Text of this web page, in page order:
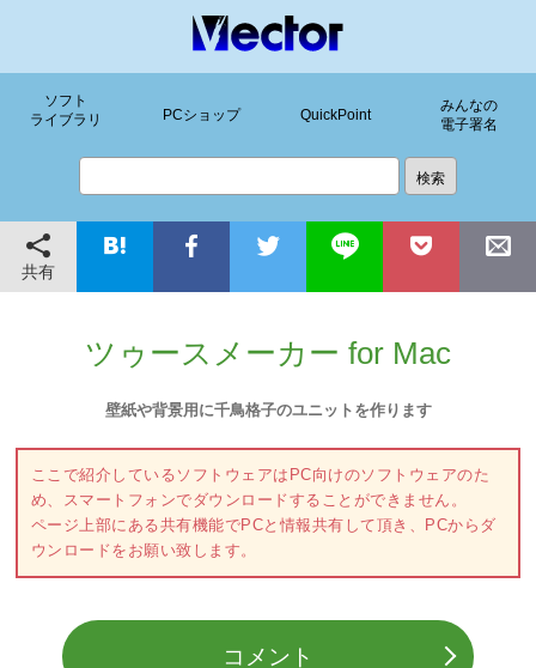
ソフト
ライブラリ
PCショップ QuickPoint
みんなの
電子署名
共有
ツゥースメーカー for Mac
壁紙や背景用に千鳥格子のユニットを作ります
ここで紹介しているソフトウェアはPC向けのソフトウェアのた
め、スマートフォンでダウンロードすることができません。
ページ上部にある共有機能でPCと情報共有して頂き、PCからダ
ウンロードをお願い致します。
コメント